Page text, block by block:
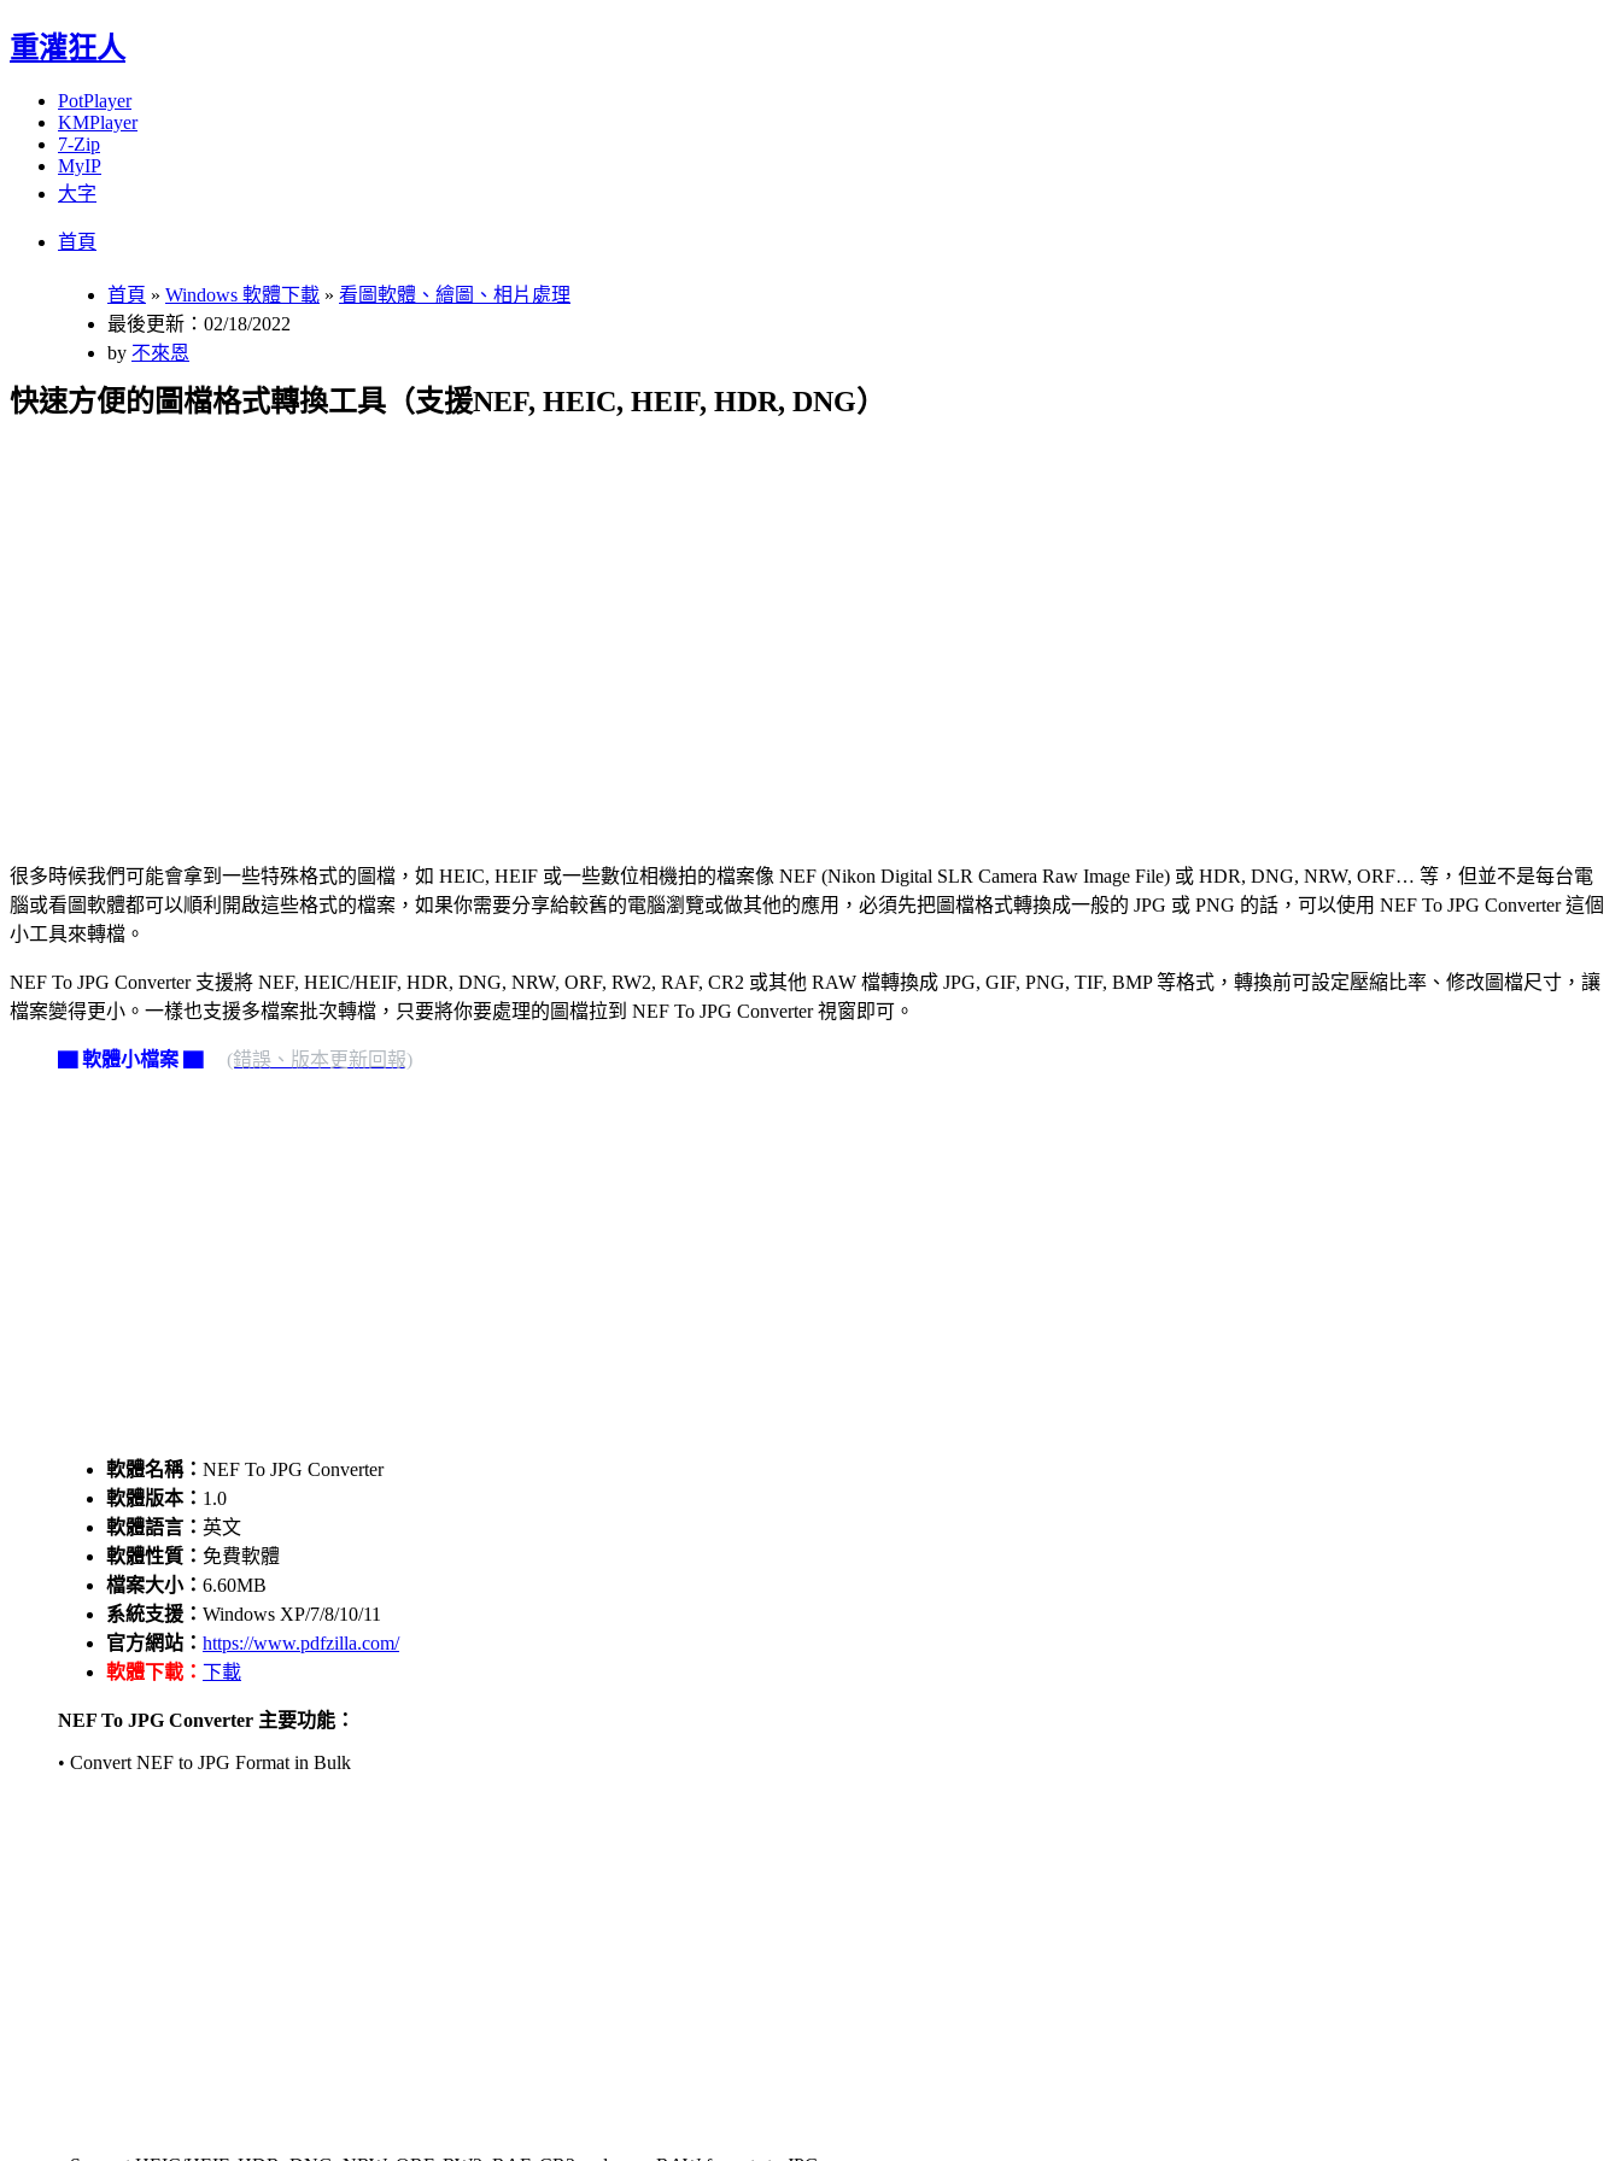
重灌狂人
PotPlayer
KMPlayer
7-Zip
MyIP
大字
首頁
首頁 » Windows 軟體下載 » 看圖軟體、繪圖、相片處理
最後更新：02/18/2022
by 不來恩
快速方便的圖檔格式轉換工具（支援NEF, HEIC, HEIF, HDR, DNG）
很多時候我們可能會拿到一些特殊格式的圖檔，如 HEIC, HEIF 或一些數位相機拍的檔案像 NEF (Nikon Digital SLR Camera Raw Image File) 或 HDR, DNG, NRW, ORF… 等，但並不是每台電
腦或看圖軟體都可以順利開啟這些格式的檔案，如果你需要分享給較舊的電腦瀏覽或做其他的應用，必須先把圖檔格式轉換成一般的 JPG 或 PNG 的話，可以使用 NEF To JPG Converter 這個
小工具來轉檔。
NEF To JPG Converter 支援將 NEF, HEIC/HEIF, HDR, DNG, NRW, ORF, RW2, RAF, CR2 或其他 RAW 檔轉換成 JPG, GIF, PNG, TIF, BMP 等格式，轉換前可設定壓縮比率、修改圖檔尺寸，讓
檔案變得更小。一樣也支援多檔案批次轉檔，只要將你要處理的圖檔拉到 NEF To JPG Converter 視窗即可。
▇ 軟體小檔案 ▇ (錯誤、版本更新回報)
軟體名稱： NEF To JPG Converter
軟體版本： 1.0
軟體語言： 英文
軟體性質： 免費軟體
檔案大小： 6.60MB
系統支援： Windows XP/7/8/10/11
官方網站： https://www.pdfzilla.com/
軟體下載： 下載
NEF To JPG Converter 主要功能：
• Convert NEF to JPG Format in Bulk